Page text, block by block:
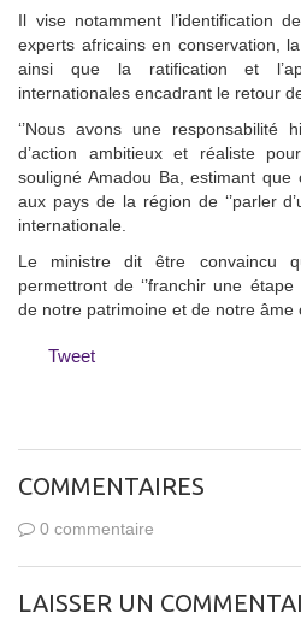
Il vise notamment l’identification
experts africains en conservation,
ainsi que la ratification et
internationales encadrant le retour
‘’Nous avons une responsabilité
d’action ambitieux et réaliste
souligné Amadou Ba, estimant
aux pays de la région de ‘’parler
internationale.
‎Le ministre dit être convaincu
permettront de ‘’franchir une
de notre patrimoine et de notre âme
Tweet
COMMENTAIRES
0 commentaire
LAISSER UN